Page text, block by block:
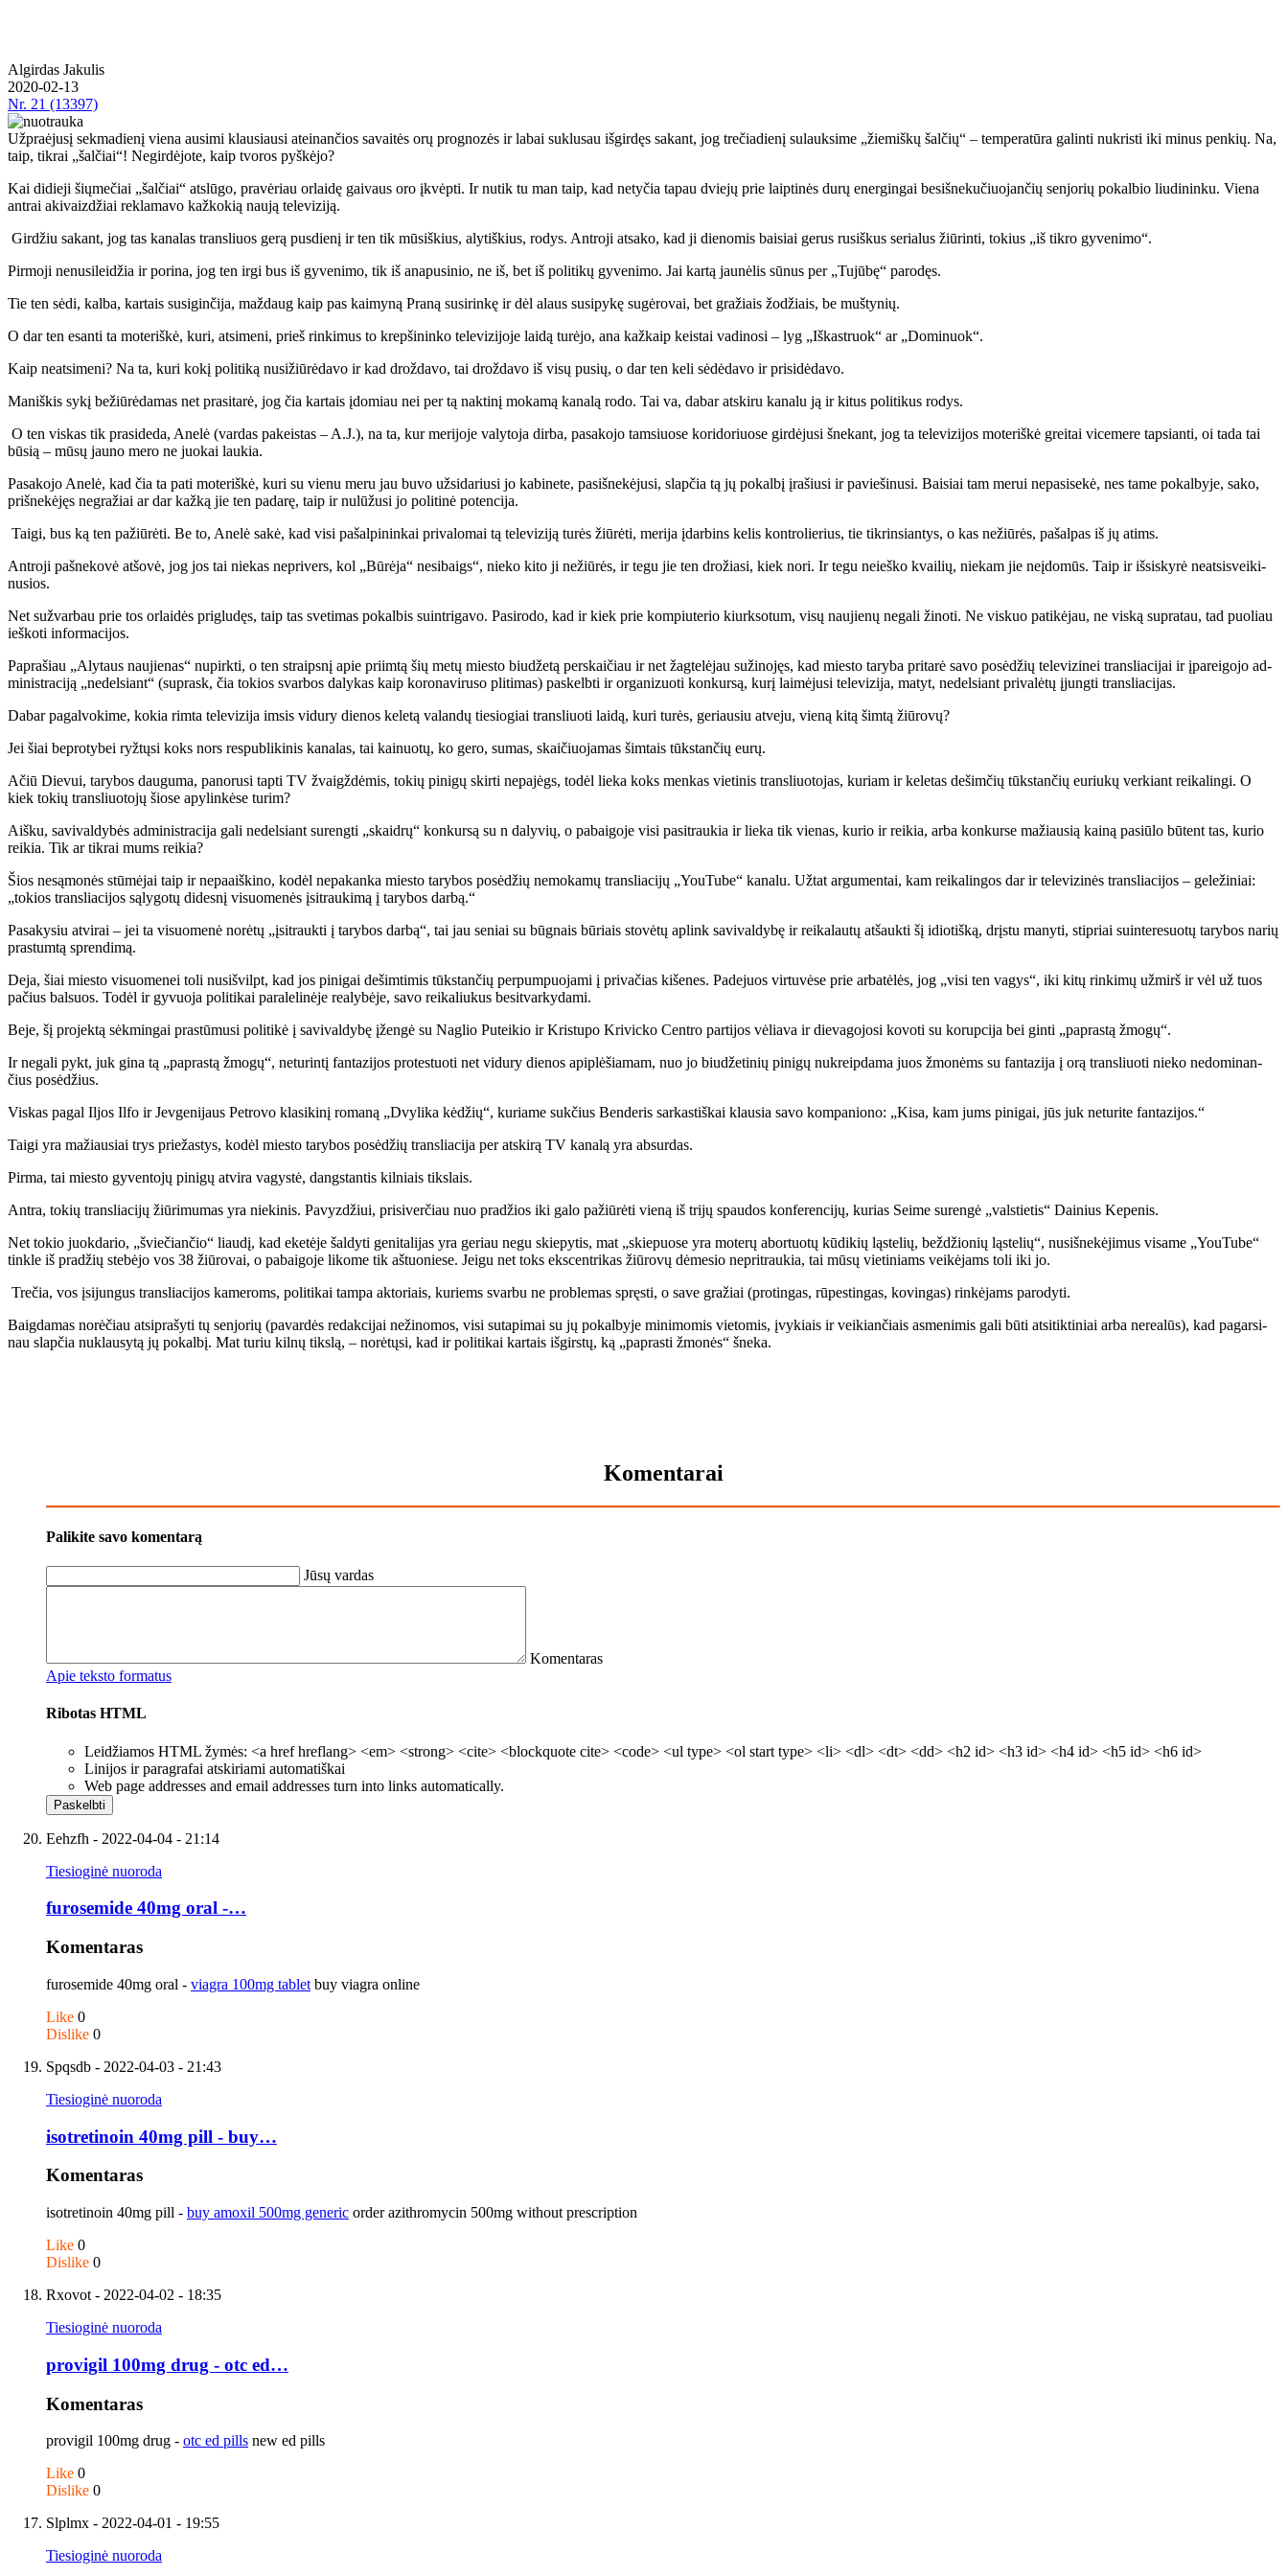
Algirdas Jakulis
2020-02-13
Nr. 21 (13397)
Už­pra­ė­ju­sį sek­ma­die­nį vie­na au­si­mi klau­siau­si at­ei­nan­čios sa­vai­tės orų prog­no­zės ir la­bai su­klu­sau iš­gir­dęs sa­kant, jog tre­čia­die­nį su­lauk­si­me „žie­miš­kų šal­čių“ – tem­pe­ra­tū­ra ga­lin­ti nu­kris­ti iki mi­nus pen­kių. Na,
taip, tik­rai „šal­čiai“! Ne­gir­dė­jo­te, kaip tvo­ros pyš­kė­jo?
Kai di­die­ji šių­me­čiai „šal­čiai“ at­slū­go, pra­vė­riau or­lai­dę gai­vaus oro įkvėp­ti. Ir nu­tik tu man taip, kad ne­ty­čia ta­pau dvie­jų prie laip­ti­nės du­rų ener­gin­gai be­si­šne­ku­čiuo­jan­čių sen­jo­rių po­kal­bio liu­di­nin­ku. Vie­na
ant­rai aki­vaiz­džiai re­kla­ma­vo kaž­ko­kią nau­ją te­le­vi­zi­ją.
Gir­džiu sa­kant, jog tas ka­na­las tran­sliuos ge­rą pus­die­nį ir ten tik mū­siš­kius, aly­tiš­kius, ro­dys. Ant­ro­ji at­sa­ko, kad ji die­no­mis bai­siai ge­rus ru­siš­kus se­ria­lus žiū­rin­ti, to­kius „iš tik­ro gy­ve­ni­mo“.
Pir­mo­ji ne­nu­si­lei­džia ir po­ri­na, jog ten ir­gi bus iš gy­ve­ni­mo, tik iš ana­pu­si­nio, ne iš, bet iš po­li­ti­kų gy­ve­ni­mo. Jai kar­tą jau­nė­lis sū­nus per „Tu­jū­bę“ pa­ro­dęs.
Tie ten sė­di, kal­ba, kar­tais su­si­gin­či­ja, maž­daug kaip pas kai­my­ną Pra­ną su­si­rin­kę ir dėl alaus su­si­py­kę su­gė­ro­vai, bet gra­žiais žo­džiais, be muš­ty­nių.
O dar ten esan­ti ta mo­te­riš­kė, ku­ri, at­si­me­ni, prieš rin­ki­mus to krep­ši­nin­ko te­le­vi­zi­jo­je lai­dą tu­rė­jo, ana kaž­kaip keis­tai va­di­no­si – lyg „Iš­kast­ruok“ ar „Do­mi­nuok“.
Kaip ne­at­si­me­ni? Na ta, ku­ri ko­kį po­li­ti­ką nu­si­žiū­rė­da­vo ir kad drož­da­vo, tai drož­da­vo iš vi­sų pu­sių, o dar ten ke­li sė­dė­da­vo ir pri­si­dė­da­vo.
Ma­niš­kis sy­kį be­žiū­rė­da­mas net pra­si­ta­rė, jog čia kar­tais įdo­miau nei per tą nak­ti­nį mo­ka­mą ka­na­lą ro­do. Tai va, da­bar at­ski­ru ka­na­lu ją ir ki­tus po­li­ti­kus ro­dys.
O ten vis­kas tik pra­si­de­da, Ane­lė (var­das pa­keis­tas – A.J.), na ta, kur me­ri­jo­je va­ly­to­ja dir­ba, pa­sa­ko­jo tam­siuo­se ko­ri­do­riuo­se gir­dė­ju­si šne­kant, jog ta te­le­vi­zi­jos mo­te­riš­kė grei­tai vi­ce­me­re tap­sian­ti, oi ta­da tai
bū­sią – mū­sų jau­no me­ro ne juo­kai lau­kia.
Pa­sa­ko­jo Ane­lė, kad čia ta pa­ti mo­te­riš­kė, ku­ri su vie­nu me­ru jau bu­vo už­si­da­riu­si jo ka­bi­ne­te, pa­si­šne­kė­ju­si, slap­čia tą jų po­kal­bį įra­šiu­si ir pa­vie­ši­nu­si. Bai­siai tam me­rui ne­pa­si­se­kė, nes ta­me po­kal­by­je, sa­ko,
pri­šne­kė­jęs ne­gra­žiai ar dar kaž­ką jie ten pa­da­rę, taip ir nu­lū­žu­si jo po­li­ti­nė po­ten­ci­ja.
Tai­gi, bus ką ten pa­žiū­rė­ti. Be to, Ane­lė sa­kė, kad vi­si pa­šal­pi­nin­kai pri­va­lo­mai tą te­le­vi­zi­ją tu­rės žiū­rė­ti, me­ri­ja įdar­bins ke­lis kon­tro­lie­rius, tie tik­rin­sian­tys, o kas ne­žiū­rės, pa­šal­pas iš jų atims.
Ant­ro­ji pa­šne­ko­vė at­šo­vė, jog jos tai nie­kas ne­pri­vers, kol „Bū­rė­ja“ ne­si­baigs“, nie­ko ki­to ji ne­žiū­rės, ir te­gu jie ten dro­žia­si, kiek no­ri. Ir te­gu nei­eš­ko kvai­lių, nie­kam jie ne­įdo­mūs. Taip ir iš­si­sky­rė neat­si­svei­ki­
nu­sios.
Net suž­var­bau prie tos or­lai­dės pri­glu­dęs, taip tas sve­ti­mas po­kal­bis su­in­tri­ga­vo. Pa­si­ro­do, kad ir kiek prie kom­piu­te­rio kiurk­so­tum, vi­sų nau­jie­nų ne­ga­li ži­no­ti. Ne vis­kuo pa­ti­kė­jau, ne vis­ką su­pra­tau, tad puo­liau
ieš­ko­ti in­for­ma­ci­jos.
Pa­pra­šiau „Aly­taus nau­jie­nas“ nu­pirk­ti, o ten straips­nį apie pri­im­tą šių me­tų mies­to biu­dže­tą per­skai­čiau ir net žag­te­lė­jau su­ži­no­jęs, kad mies­to ta­ry­ba pri­ta­rė sa­vo po­sė­džių te­le­vi­zi­nei tran­slia­ci­jai ir įpa­rei­go­jo ad­
mi­nist­ra­ci­ją „ne­del­siant“ (su­prask, čia to­kios svar­bos da­ly­kas kaip ko­ro­na­vi­ru­so pli­ti­mas) pa­skelb­ti ir or­ga­ni­zuo­ti kon­kur­są, ku­rį lai­mė­ju­si te­le­vi­zi­ja, ma­tyt, ne­del­siant pri­va­lė­tų įjung­ti tran­slia­ci­jas.
Da­bar pa­gal­vo­ki­me, ko­kia rim­ta te­le­vi­zi­ja im­sis vi­du­ry die­nos ke­le­tą va­lan­dų tie­sio­giai tran­sliuo­ti lai­dą, ku­ri tu­rės, ge­riau­siu at­ve­ju, vie­ną ki­tą šim­tą žiū­ro­vų?
Jei šiai be­pro­ty­bei ryž­tų­si koks nors res­pub­li­ki­nis ka­na­las, tai kai­nuo­tų, ko ge­ro, su­mas, skai­čiuo­ja­mas šim­tais tūks­tan­čių eu­rų.
Ačiū Die­vui, ta­ry­bos dau­gu­ma, pa­no­ru­si tap­ti TV žvaigž­dė­mis, to­kių pi­ni­gų skir­ti ne­pa­jėgs, to­dėl lie­ka koks men­kas vie­ti­nis tran­sliuo­to­jas, ku­riam ir ke­le­tas de­šim­čių tūks­tan­čių eu­riu­kų ver­kiant rei­ka­lin­gi. O
kiek to­kių tran­sliuo­to­jų šio­se apy­lin­kė­se tu­rim?
Aiš­ku, sa­vi­val­dy­bės ad­mi­nist­ra­ci­ja ga­li ne­del­siant su­reng­ti „skaid­rų“ kon­kur­są su n da­ly­vių, o pa­bai­go­je vi­si pa­si­trau­kia ir lie­ka tik vie­nas, ku­rio ir rei­kia, ar­ba kon­kur­se ma­žiau­sią kai­ną pa­siū­lo bū­tent tas, ku­rio
rei­kia. Tik ar tik­rai mums rei­kia?
Šios ne­są­mo­nės stū­mė­jai taip ir ne­pa­aiš­ki­no, ko­dėl ne­pa­kan­ka mies­to ta­ry­bos po­sė­džių ne­mo­ka­mų tran­slia­ci­jų „You­Tu­be“ ka­na­lu. Už­tat ar­gu­men­tai, kam rei­ka­lin­gos dar ir te­le­vi­zi­nės tran­slia­ci­jos – ge­le­ži­niai:
„to­kios tran­slia­ci­jos są­ly­go­tų di­des­nį vi­suo­me­nės įsi­trau­ki­mą į ta­ry­bos dar­bą.“
Pa­sa­ky­siu at­vi­rai – jei ta vi­suo­me­nė no­rė­tų „įsi­trauk­ti į ta­ry­bos dar­bą“, tai jau se­niai su būg­nais bū­riais sto­vė­tų ap­link sa­vi­val­dy­bę ir rei­ka­lau­tų at­šauk­ti šį idio­tiš­ką, drįs­tu ma­ny­ti, stip­riai su­in­te­re­suo­tų ta­ry­bos na­rių
pra­stum­tą spren­di­mą.
De­ja, šiai mies­to vi­suo­me­nei to­li nu­si­švilpt, kad jos pi­ni­gai de­šim­ti­mis tūks­tan­čių per­pum­puo­ja­mi į pri­va­čias ki­še­nes. Pa­de­juos vir­tu­vė­se prie ar­ba­tė­lės, jog „vi­si ten va­gys“, iki ki­tų rin­ki­mų už­mirš ir vėl už tuos
pa­čius bal­suos. To­dėl ir gy­vuo­ja po­li­ti­kai pa­ra­le­li­nė­je re­a­ly­bė­je, sa­vo rei­ka­liu­kus be­si­tvar­ky­da­mi.
Be­je, šį pro­jek­tą sėk­min­gai pra­stū­mu­si po­li­ti­kė į sa­vi­val­dy­bę įžen­gė su Nag­lio Pu­tei­kio ir Kris­tu­po Kri­vic­ko Cen­tro par­ti­jos vė­lia­va ir die­va­go­jo­si ko­vo­ti su ko­rup­ci­ja bei gin­ti „pa­pras­tą žmo­gų“.
Ir ne­ga­li pykt, juk gi­na tą „pa­pras­tą žmo­gų“, ne­tu­rin­tį fan­ta­zi­jos pro­tes­tuo­ti net vi­du­ry die­nos api­plė­šia­mam, nuo jo biu­dže­ti­nių pi­ni­gų nu­kreip­da­ma juos žmo­nėms su fan­ta­zi­ja į orą tran­sliuo­ti nie­ko ne­do­mi­nan­
čius po­sė­džius.
Vis­kas pa­gal Il­jos Il­fo ir Jev­ge­ni­jaus Pet­ro­vo kla­si­ki­nį ro­ma­ną „Dvy­li­ka kė­džių“, ku­ria­me suk­čius Ben­de­ris sar­kas­tiš­kai klau­sia sa­vo kom­pa­nio­no: „Ki­sa, kam jums pi­ni­gai, jūs juk ne­tu­ri­te fan­ta­zi­jos.“
Tai­gi yra ma­žiau­siai trys prie­žas­tys, ko­dėl mies­to ta­ry­bos po­sė­džių tran­slia­ci­ja per at­ski­rą TV ka­na­lą yra ab­sur­das.
Pir­ma, tai mies­to gy­ven­to­jų pi­ni­gų at­vi­ra va­gys­tė, dangs­tan­tis kil­niais tiks­lais.
An­tra, to­kių tran­slia­ci­jų žiū­ri­mu­mas yra nie­ki­nis. Pa­vyz­džiui, pri­si­ver­čiau nuo pra­džios iki ga­lo pa­žiū­rė­ti vie­ną iš tri­jų spau­dos kon­fe­ren­ci­jų, ku­rias Sei­me su­ren­gė „vals­tie­tis“ Dai­nius Ke­pe­nis.
Net to­kio juok­da­rio, „švie­čian­čio“ liau­dį, kad eke­tė­je šal­dy­ti ge­ni­ta­li­jas yra ge­riau ne­gu skie­py­tis, mat „skie­puo­se yra mo­te­rų abor­tuo­tų kū­di­kių ląs­te­lių, bež­džio­nių ląs­te­lių“, nu­si­šne­kė­ji­mus vi­sa­me „You­Tu­be“
tin­kle iš pra­džių ste­bė­jo vos 38 žiū­ro­vai, o pa­bai­go­je li­ko­me tik aš­tuo­nie­se. Jei­gu net toks eks­cen­tri­kas žiū­ro­vų dė­me­sio ne­pri­trau­kia, tai mū­sų vie­ti­niams vei­kė­jams to­li iki jo.
Tre­čia, vos įsi­jun­gus tran­slia­ci­jos ka­me­roms, po­li­ti­kai tam­pa ak­to­riais, ku­riems svar­bu ne pro­ble­mas spręs­ti, o sa­ve gra­žiai (pro­tin­gas, rū­pes­tin­gas, ko­vin­gas) rin­kė­jams pa­ro­dy­ti.
Baig­da­mas no­rė­čiau at­si­pra­šy­ti tų sen­jo­rių (pa­var­dės re­dak­ci­jai ne­ži­no­mos, vi­si su­ta­pi­mai su jų po­kal­by­je mi­ni­mo­mis vie­to­mis, įvy­kiais ir vei­kian­čiais as­me­ni­mis ga­li bū­ti at­si­tik­ti­niai ar­ba ne­re­a­lūs), kad pa­gar­si­
nau slap­čia nu­klau­sy­tą jų po­kal­bį. Mat tu­riu kil­nų tiks­lą, – no­rė­tų­si, kad ir po­li­ti­kai kar­tais iš­girs­tų, ką „pa­pras­ti žmo­nės“ šne­ka.
Komentarai
Palikite savo komentarą
Jūsų vardas
Komentaras
Apie teksto formatus
Ribotas HTML
Leidžiamos HTML žymės: <a href hreflang> <em> <strong> <cite> <blockquote cite> <code> <ul type> <ol start type> <li> <dl> <dt> <dd> <h2 id> <h3 id> <h4 id> <h5 id> <h6 id>
Linijos ir paragrafai atskiriami automatiškai
Web page addresses and email addresses turn into links automatically.
Eehzfh - 2022-04-04 - 21:14
Tiesioginė nuoroda
furosemide 40mg oral -…
Komentaras
furosemide 40mg oral - viagra 100mg tablet buy viagra online
Like 0
Dislike 0
Spqsdb - 2022-04-03 - 21:43
Tiesioginė nuoroda
isotretinoin 40mg pill - buy…
Komentaras
isotretinoin 40mg pill - buy amoxil 500mg generic order azithromycin 500mg without prescription
Like 0
Dislike 0
Rxovot - 2022-04-02 - 18:35
Tiesioginė nuoroda
provigil 100mg drug - otc ed…
Komentaras
provigil 100mg drug - otc ed pills new ed pills
Like 0
Dislike 0
Slplmx - 2022-04-01 - 19:55
Tiesioginė nuoroda